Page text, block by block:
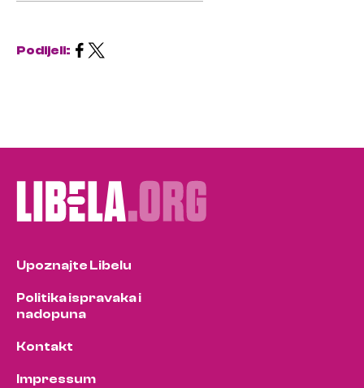
Podijeli:
Upoznajte Libelu
Politika ispravaka i
nadopuna
Kontakt
Impressum